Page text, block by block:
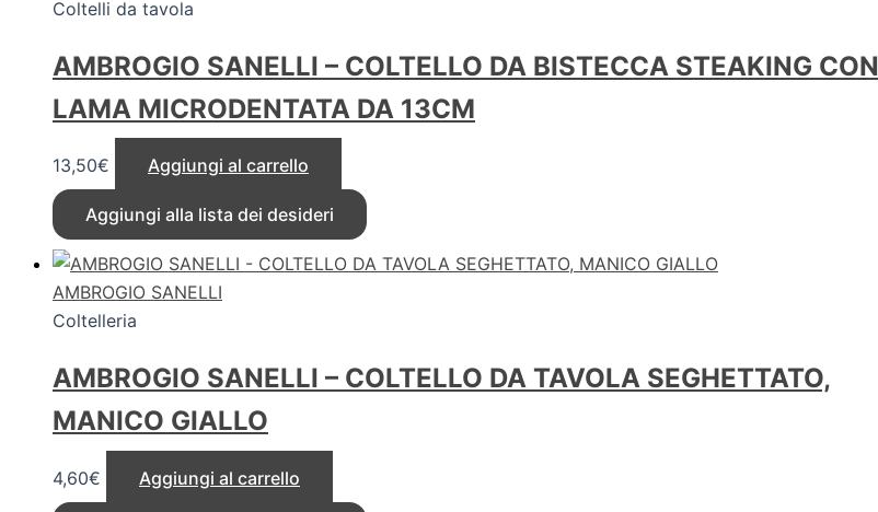
Coltelli da tavola
AMBROGIO SANELLI – COLTELLO DA BISTECCA STEAKING CON
LAMA MICRODENTATA DA 13CM
13,50€ Aggiungi al carrello
Aggiungi alla lista dei desideri
AMBROGIO SANELLI
Coltelleria
AMBROGIO SANELLI – COLTELLO DA TAVOLA SEGHETTATO,
MANICO GIALLO
4,60€ Aggiungi al carrello